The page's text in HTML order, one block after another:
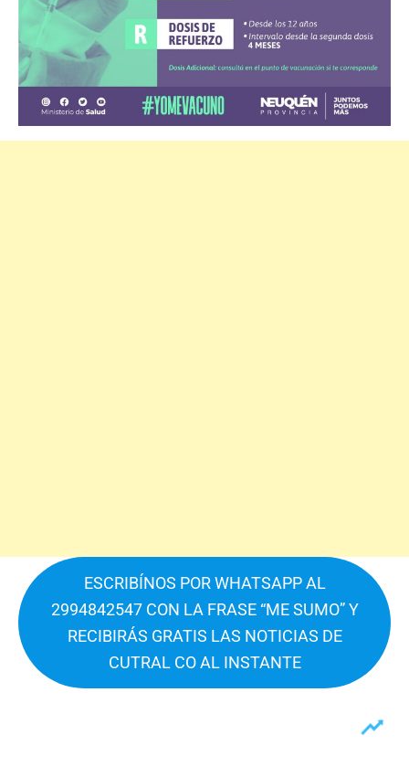
ESCRIBÍNOS POR WHATSAPP AL
2994842547 CON LA FRASE “ME SUMO” Y
RECIBIRÁS GRATIS LAS NOTICIAS DE
CUTRAL CO AL INSTANTE